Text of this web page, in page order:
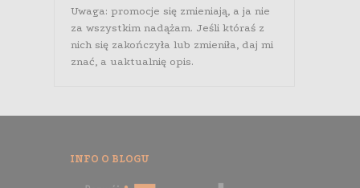
Uwaga: promocje się zmieniają, a ja nie
za wszystkim nadążam. Jeśli któraś z
nich się zakończyła lub zmieniła, daj mi
znać, a uaktualnię opis.
INFO O BLOGU